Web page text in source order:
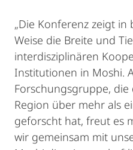
„Die Konferenz zeigt
Weise die Breite und
interdisziplinären
Institutionen in Moshi.
Forschungsgruppe,
Region über mehr als
geforscht hat, freut es
wir gemeinsam mit